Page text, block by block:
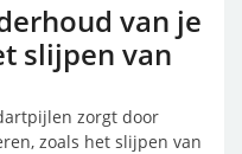
van je
slijpen van
zorgt door
zoals het slijpen van